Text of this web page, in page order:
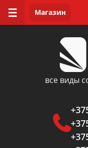
все виды